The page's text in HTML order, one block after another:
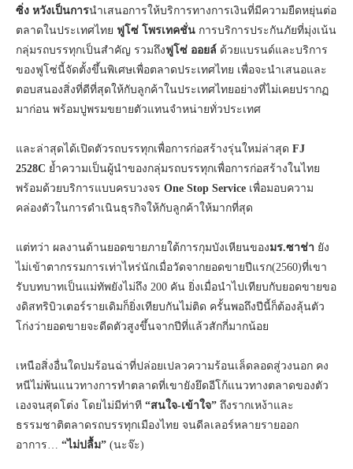
ซิ่ง หวังเป็นการนำเสนอการให้บริการทางการเงินที่มีความยืดหยุ่นต่อ
ตลาดในประเทศไทย ฟูโซ่ โพรเทคชั่น การบริการประกันภัยที่มุ่งเน้น
กลุ่มรถบรรทุกเป็นสำคัญ รวมถึงฟูโซ่ ออยล์ ด้วยแบรนด์และบริการ
ของฟูโซ่นี้จัดตั้งขึ้นพิเศษเพื่อตลาดประเทศไทย เพื่อจะนำเสนอและ
ตอบสนองสิ่งที่ดีที่สุดให้กับลูกค้าในประเทศไทยอย่างที่ไม่เคยปรากฏ
มาก่อน พร้อมปูพรมขยายตัวแทนจำหน่ายทั่วประเทศ
และล่าสุดได้เปิดตัวรถบรรทุกเพื่อการก่อสร้างรุ่นใหม่ล่าสุด FJ
2528C ย้ำความเป็นผู้นำของกลุ่มรถบรรทุกเพื่อการก่อสร้างในไทย
พร้อมด้วยบริการแบบครบวงจร One Stop Service เพื่อมอบความ
คล่องตัวในการดำเนินธุรกิจให้กับลูกค้าให้มากที่สุด
แต่ทว่า ผลงานด้านยอดขายภายใต้การกุมบังเหียนของมร.ซาช่า ยัง
ไม่เข้าตากรรมการเท่าไหร่นักเมื่อวัดจากยอดขายปีแรก(2560)ที่เขา
รับบทบาทเป็นแม่ทัพยังไม่ถึง 200 คัน ยิ่งเมื่อนำไปเทียบกับยอดขายขอ
งดิสทริบิวเตอร์รายเดิมก็ยิ่งเทียบกันไม่ติด ครั้นพอถึงปีนี้ก็ต้องลุ้นตัว
โก่งว่ายอดขายจะดีดตัวสูงขึ้นจากปีที่แล้วสักกี่มากน้อย
เหนือสิ่งอื่นใดปมร้อนฉ่าที่ปล่อยเปลวความร้อนเล็ดลอดสู่วงนอก คง
หนีไม่พ้นแนวทางการทำตลาดที่เขายังยึดอีโก้แนวทางตลาดของตัว
เองจนสุดโต่ง โดยไม่มีท่าที “สนใจ-เข้าใจ” ถึงรากเหง้าและ
ธรรมชาติตลาดรถบรรทุกเมืองไทย จนดีลเลอร์หลายรายออก
อาการ… “ไม่ปลื้ม” (นะจ๊ะ)